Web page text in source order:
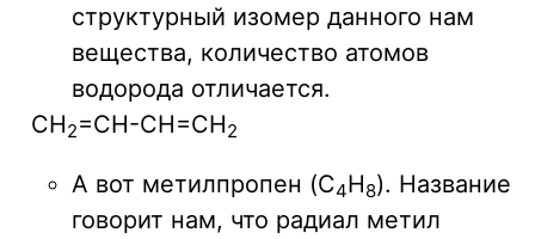
структурный изомер данного нам
вещества, количество атомов
водорода отличается.
CH2=CH-CH=CH2
А вот метилпропен (C4H8). Название
говорит нам, что радиал метил